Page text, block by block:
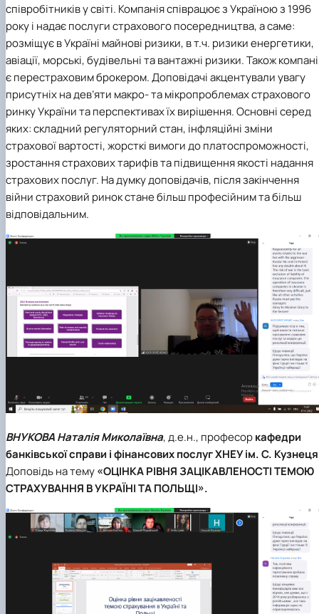
співробітників у світі. Компанія співрацює з Україною з 1996
року і надає послуги страхового посередництва, а саме:
розміщує в Україні майнові ризики, в т.ч. ризики енергетики,
авіації, морські, будівельні та вантажні ризики. Також
є перестраховим брокером. Доповідачі акцентували увагу
присутніх на дев’яти макро- та мікропроблемах страхового
ринку України та перспективах їх вирішення. Основні серед
яких: складний регуляторний стан, інфляційні зміни
страхової вартості, жорсткі вимоги до платоспроможності,
зростання страхових тарифів та підвищення якості надання
страхових послуг. На думку доповідачів, після закінчення
війни страховий ринок стане більш професійним та більш
відповідальним.
ВНУКОВА Наталія Миколаївна, д.е.н., професоркафедри
банківської справи і фінансових послуг ХНЕУ ім. С. Кузнеця
Доповідь на тему«ОЦІНКА РІВНЯ ЗАЦІКАВЛЕНОСТІ ТЕМОЮ
СТРАХУВАННЯ В УКРАЇНІ ТА ПОЛЬЩІ».